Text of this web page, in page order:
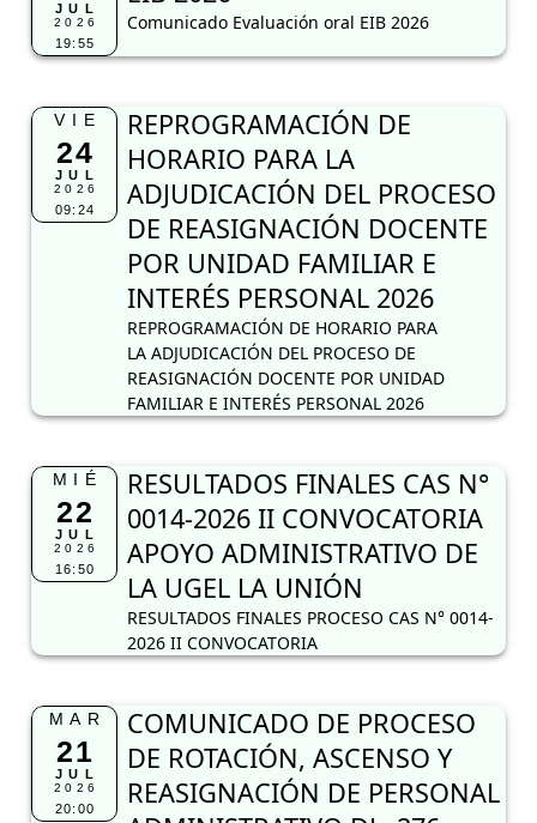
JUL
2026
19:55
Comunicado Evaluación oral EIB 2026
VIE
24
JUL
2026
09:24
REPROGRAMACIÓN DE
HORARIO PARA LA
ADJUDICACIÓN DEL PROCESO
DE REASIGNACIÓN DOCENTE
POR UNIDAD FAMILIAR E
INTERÉS PERSONAL 2026
REPROGRAMACIÓN DE HORARIO PARA
LA ADJUDICACIÓN DEL PROCESO DE
REASIGNACIÓN DOCENTE POR UNIDAD
FAMILIAR E INTERÉS PERSONAL 2026
MIÉ
22
JUL
2026
16:50
RESULTADOS FINALES CAS N°
0014-2026 II CONVOCATORIA
APOYO ADMINISTRATIVO DE
LA UGEL LA UNIÓN
RESULTADOS FINALES PROCESO CAS N° 0014-
2026 II CONVOCATORIA
MAR
21
JUL
2026
20:00
COMUNICADO DE PROCESO
DE ROTACIÓN, ASCENSO Y
REASIGNACIÓN DE PERSONAL